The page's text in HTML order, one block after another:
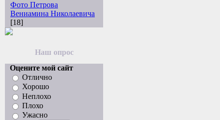
Фото Петрова
Вениамина Николаевича
[18]
Наш опрос
Оцените мой сайт
Отлично
Хорошо
Неплохо
Плохо
Ужасно